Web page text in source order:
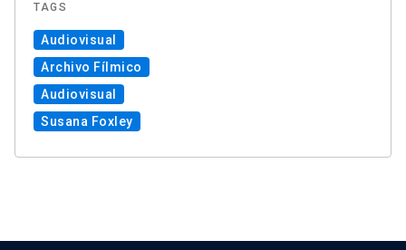
TAGS
Audiovisual
Archivo Fílmico
Audiovisual
Susana Foxley